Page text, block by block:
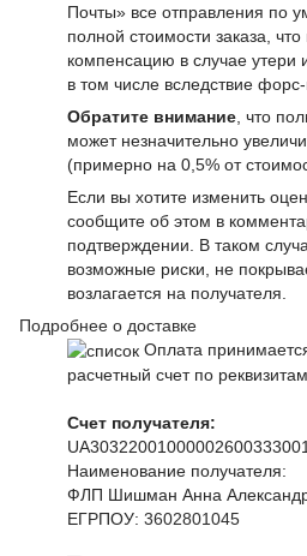
Почты» все отправления по
полной стоимости заказа,
компенсацию в случае утери
в том числе вследствие
Обратите внимание , что
может незначительно
(примерно на 0,5% от
Если вы хотите изменить
сообщите об этом в
подтверждении. В таком
возможные риски, не
возлагается на получателя.
Подробнее о доставке
Оплата
расчетный счет по
Счет получателя:
Наименование получателя:
ФЛП Шишман Анна
ЕГРПОУ: 3602801045